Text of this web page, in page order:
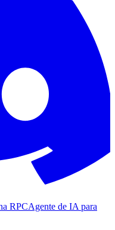
RPCAgente de IA para